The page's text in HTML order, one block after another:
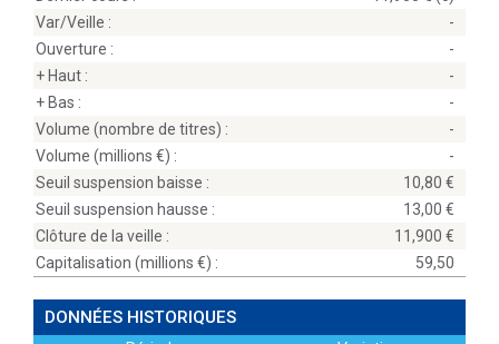
Var/Veille :
-
Ouverture :
-
+ Haut :
-
+ Bas :
-
Volume (nombre de titres) :
-
Volume (millions
) :
-
Seuil suspension baisse :
10,80
Seuil suspension hausse :
13,00
Clôture de la veille :
11,900
Capitalisation (millions
) : 59,50
DONNÉES HISTORIQUES